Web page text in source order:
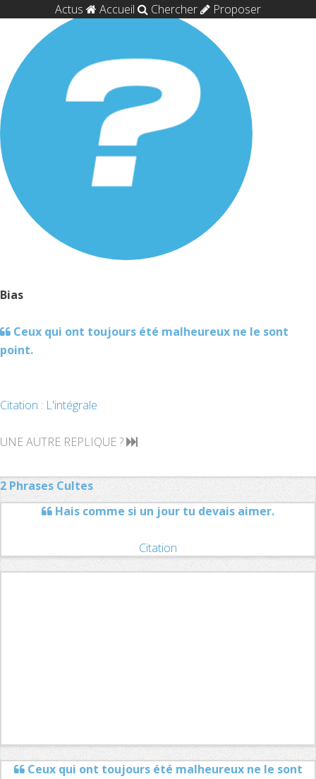
Actus Accueil Chercher Proposer
Bias
Ceux qui ont toujours été malheureux ne le sont
point.
Citation : L'intégrale
UNE AUTRE REPLIQUE ?
2 Phrases Cultes
Hais comme si un jour tu devais aimer.
Citation
Ceux qui ont toujours été malheureux ne le sont